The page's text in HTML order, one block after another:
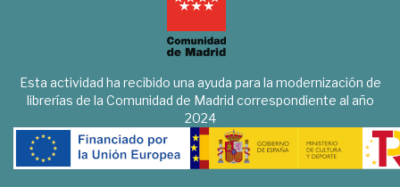
Esta actividad ha recibido una ayuda para la modernización de
librerías de la Comunidad de Madrid correspondiente al año
2024